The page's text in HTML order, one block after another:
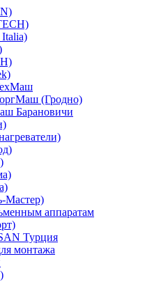
(Гродно)
Барановичи
Мастер)
аппаратам
Турция
монтажа